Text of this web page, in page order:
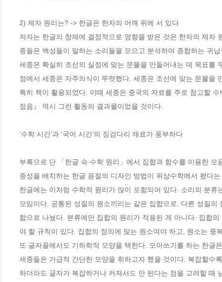
2) 제자 원리는? -> 한글은 한자의 어깨 위에 서 있다
저자는 한글의 창제에 결정적으로 영향을 받은 것은 한자의 제자
종들은 백성들이 말하는 소리들을 모으고 분석하여 종합하는 귀
세종은 확실히 조선의 실정에 맞는 문물을 만들어내는 데 목표를
점에서 세종은 자주의식이 뚜렷했다. 세종은 조선에 맞는 문물을
특히 책이 활용되었다. 이때 세종은 중국의 자료를 주로 참고할
정음』 역시 그런 활동의 결과물이었을 것이다.
‘수학 시간’과 ‘국어 시간’의 징검다리 재료가 풍부하다
부록으로 단 「한글 속 수학 원리」에서 집합과 함수를 이용한
종성을 배치하는 한글 음절의 디자인 방법이 위상수학에서 왔다
한글에는 이처럼 수학적 원리가 많이 포함되어 있다. 소리의 분
모임이다. 공통된 성질의 원소끼리는 같은 집합으로, 다른 성질
합으로 나눴다. 분류에만 집합의 원리가 적용된 게 아니다. 집합
야 할 규칙이 있다. 집합의 정의에 맞는 원소여야 하고, 원소는
또 글자꼴에서도 기하학적 모양을 택한다. 모아쓰기를 하는 한
세종들은 가급적 간단한 모양을 취하고자 했을 것이다. 복잡할수
하더라도 글자가 복잡하거나 커져서도 안 된다는 점을 고려할 때